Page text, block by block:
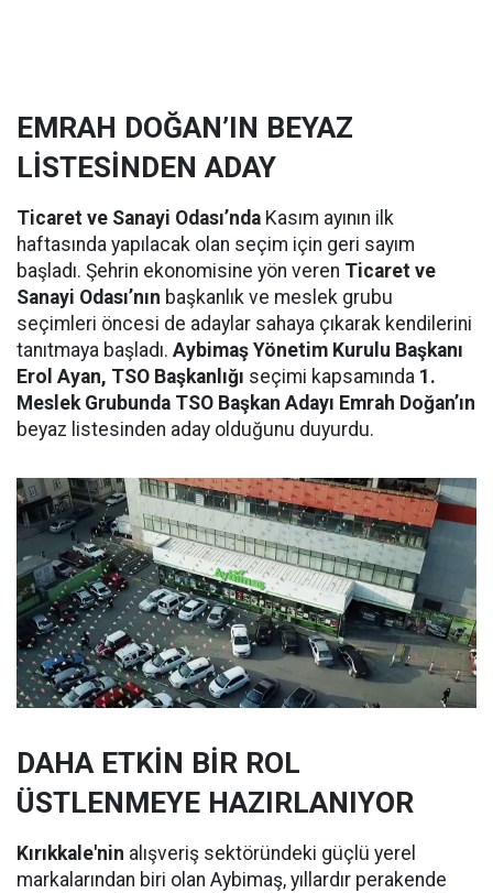
EMRAH DOĞAN’IN BEYAZ
LİSTESİNDEN ADAY
Ticaret ve Sanayi Odası’nda Kasım ayının ilk
haftasında yapılacak olan seçim için geri sayım
başladı. Şehrin ekonomisine yön veren Ticaret ve
Sanayi Odası’nın başkanlık ve meslek grubu
seçimleri öncesi de adaylar sahaya çıkarak kendilerini
tanıtmaya başladı. Aybimaş Yönetim Kurulu Başkanı
Erol Ayan, TSO Başkanlığı seçimi kapsamında 1.
Meslek Grubunda TSO Başkan Adayı Emrah Doğan’ın
beyaz listesinden aday olduğunu duyurdu.
DAHA ETKİN BİR ROL
ÜSTLENMEYE HAZIRLANIYOR
Kırıkkale'nin alışveriş sektöründeki güçlü yerel
markalarından biri olan Aybimaş, yıllardır perakende